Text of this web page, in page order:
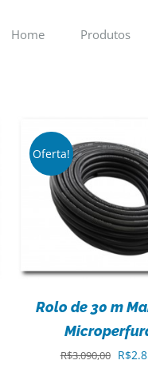
Home Produtos
Oferta!
Rolo de 30 m
R$3.090,00 O
R$